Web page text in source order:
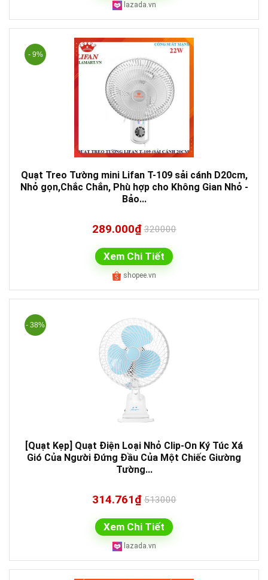
lazada.vn
- 9%
Quạt Treo Tường mini Lifan T-109 sải cánh D20cm,
Nhỏ gọn,Chắc Chắn, Phù hợp cho Không Gian Nhỏ -
Bảo...
289.000₫ 320000
Xem Chi Tiết
shopee.vn
- 38%
[Quạt Kẹp] Quạt Điện Loại Nhỏ Clip-On Ký Túc Xá
Gió Của Người Đứng Đầu Của Một Chiếc Giường
Tường...
314.761₫ 513000
Xem Chi Tiết
lazada.vn